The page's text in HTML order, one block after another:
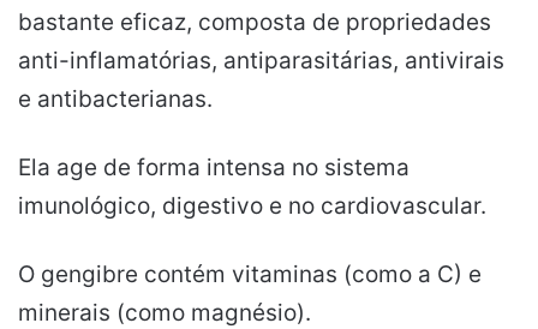
bastante eficaz, composta de propriedades
anti-inflamatórias, antiparasitárias, antivirais
e antibacterianas.
Ela age de forma intensa no sistema
imunológico, digestivo e no cardiovascular.
O gengibre contém vitaminas (como a C) e
minerais (como magnésio).